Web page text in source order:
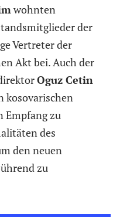
wohnten
der
Vertreter der
Akt bei. Auch der
Oguz Cetin
kosovarischen
Empfang zu
des
den neuen
zu